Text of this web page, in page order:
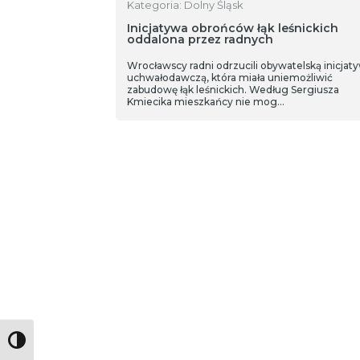
Toggle High Contrast
Kategoria: Dolny Śląsk
Inicjatywa obrońców łąk leśnickich
oddalona przez radnych
Wrocławscy radni odrzucili obywatelską
uchwałodawczą, która miała uniemożliwić
zabudowę łąk leśnickich. Według Sergiusza
Kmiecika mieszkańcy nie mog…